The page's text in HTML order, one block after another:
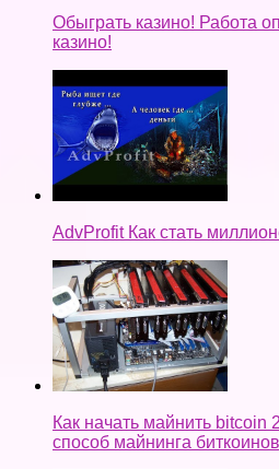
Обыграть казино! Работа
казино!
AdvProfit Как стать
Как начать майнить bitcoin
способ майнинга